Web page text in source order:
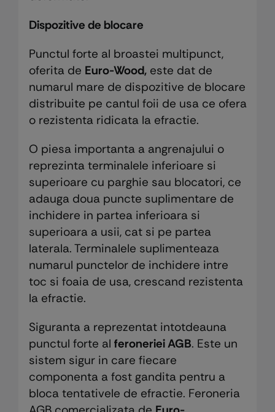
Dispozitive de blocare
Punctul forte al broastei multipunct,
oferita de Euro-Wood,este dat de
numarul mare de dispozitive de blocare
distribuite pe cantul foii de usa ce ofera
o rezistenta ridicata la efractie.
O piesa importanta a angrenajului o
reprezinta terminalele inferioare si
superioare cu parghie sau blocatori, ce
adauga doua puncte suplimentare de
inchidere in partea inferioara si
superioara a usii, cat si pe partea
laterala. Terminalele suplimenteaza
numarul punctelor de inchidere intre
toc si foaia de usa, crescand rezistenta
la efractie.
Siguranta a reprezentat intotdeauna
punctul forte al feroneriei AGB. Este un
sistem sigur in care fiecare
componenta a fost gandita pentru a
bloca tentativele de efractie. Feroneria